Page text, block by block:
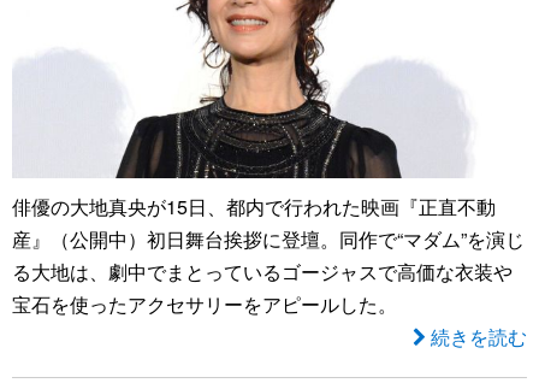
俳優の大地真央が15日、都内で行われた映画『正直不動
産』（公開中）初日舞台挨拶に登壇。同作で“マダム”を演じ
る大地は、劇中でまとっているゴージャスで高価な衣装や
宝石を使ったアクセサリーをアピールした。
続きを読む